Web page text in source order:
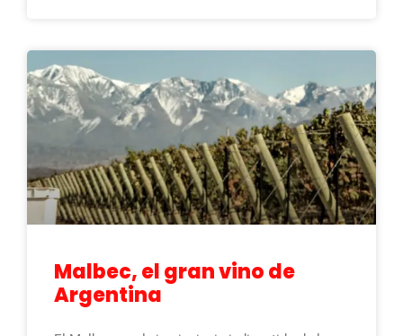
Malbec, el gran vino de
Argentina